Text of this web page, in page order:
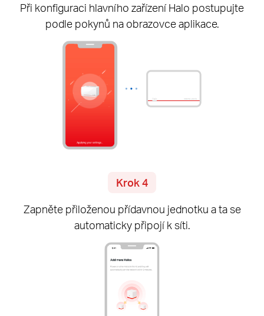
Při konfiguraci hlavního zařízení Halo postupujte
podle pokynů na obrazovce aplikace.
Krok 4
Zapněte přiloženou přídavnou jednotku a ta se
automaticky připojí k síti.